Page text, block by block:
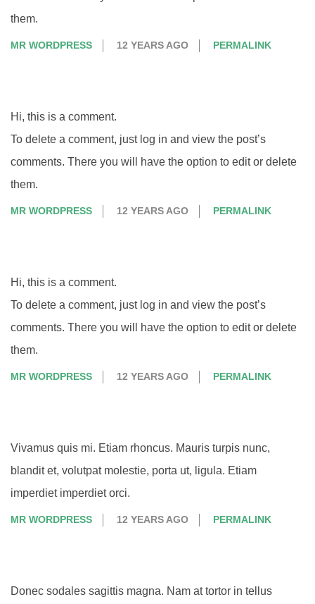
them.
MR WORDPRESS 12 YEARS AGO PERMALINK
Hi, this is a comment.
To delete a comment, just log in and view the post’s
comments. There you will have the option to edit or delete
them.
MR WORDPRESS 12 YEARS AGO PERMALINK
Hi, this is a comment.
To delete a comment, just log in and view the post’s
comments. There you will have the option to edit or delete
them.
MR WORDPRESS 12 YEARS AGO PERMALINK
Vivamus quis mi. Etiam rhoncus. Mauris turpis nunc,
blandit et, volutpat molestie, porta ut, ligula. Etiam
imperdiet imperdiet orci.
MR WORDPRESS 12 YEARS AGO PERMALINK
Donec sodales sagittis magna. Nam at tortor in tellus